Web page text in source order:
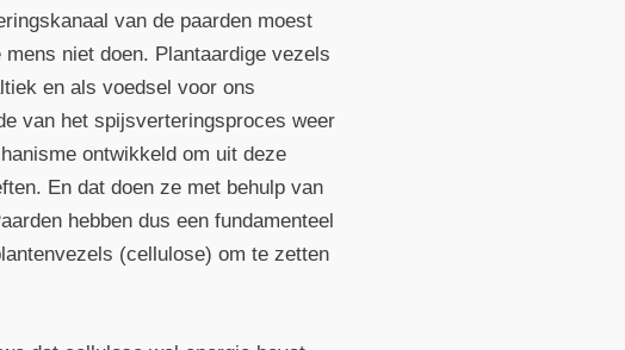
van de paarden moest
niet doen. Plantaardige vezels
en als voedsel voor ons
van het spijsverteringsproces weer
ontwikkeld om uit deze
En dat doen ze met behulp van
hebben dus een fundamenteel
(cellulose) om te zetten